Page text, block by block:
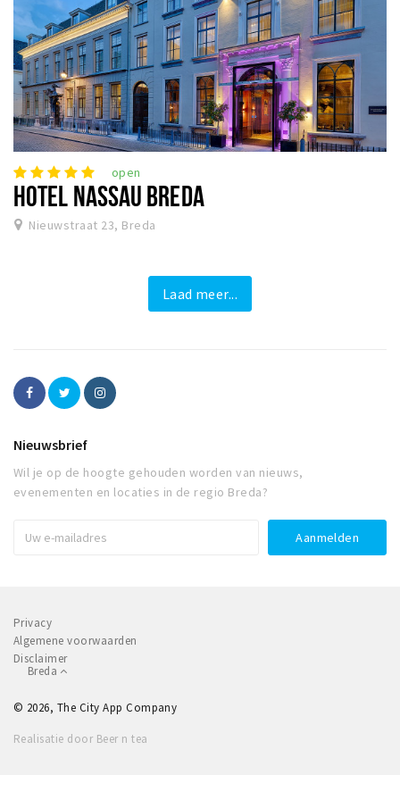
open
HOTEL NASSAU BREDA
Nieuwstraat 23, Breda
Laad meer...
Nieuwsbrief
Wil je op de hoogte gehouden worden van nieuws,
evenementen en locaties in de regio Breda?
Privacy
Algemene voorwaarden
Disclaimer
Breda
© 2026, The City App Company
Realisatie door Beer n tea